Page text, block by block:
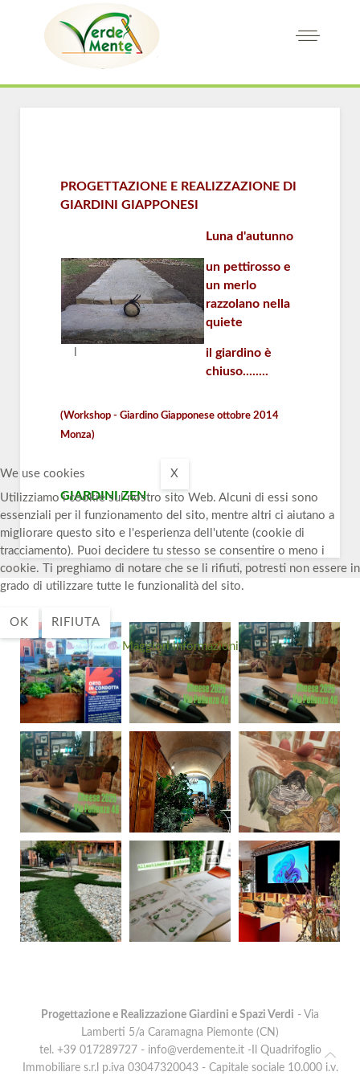
PROGETTAZIONE E REALIZZAZIONE DI
GIARDINI GIAPPONESI
Luna d'autunno
un pettirosso e
un merlo
razzolano nella
quiete
il giardino è
chiuso........
(Workshop - Giardino Giapponese ottobre 2014
Monza)
GIARDINI ZEN
Progettazione e Realizzazione Giardini e Spazi Verdi - Via
Lamberti 5/a Caramagna Piemonte (CN)
tel. +39 017289727 - info@verdemente.it-Il Quadrifoglio
Immobiliare s.r.l p.iva 03047320043 - Capitale sociale 10.000 i.v.
We use cookies
X
Utilizziamo i cookie sul nostro sito Web. Alcuni di essi sono
essenziali per il funzionamento del sito, mentre altri ci aiutano a
migliorare questo sito e l'esperienza dell'utente (cookie di
tracciamento). Puoi decidere tu stesso se consentire o meno i
cookie. Ti preghiamo di notare che se li rifiuti, potresti non essere in
grado di utilizzare tutte le funzionalità del sito.
OK
RIFIUTA
Maggiori informazioni